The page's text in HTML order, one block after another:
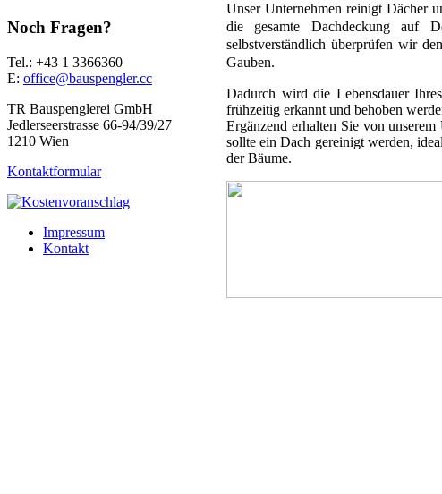
Unser Unternehmen reinigt Dächer
die gesamte Dachdeckung auf
selbstverständlich überprüfen wir
Gauben.
Dadurch wird die Lebensdauer
frühzeitig erkannt und behoben
Ergänzend erhalten Sie von
sollte ein Dach gereinigt werden,
der Bäume.
Noch Fragen?
Tel.: +43 1 3366360
E: office@bauspengler.cc
TR Bauspenglerei GmbH
Jedlerseerstrasse 66-94/39/27
1210 Wien
Kontaktformular
Impressum
Kontakt